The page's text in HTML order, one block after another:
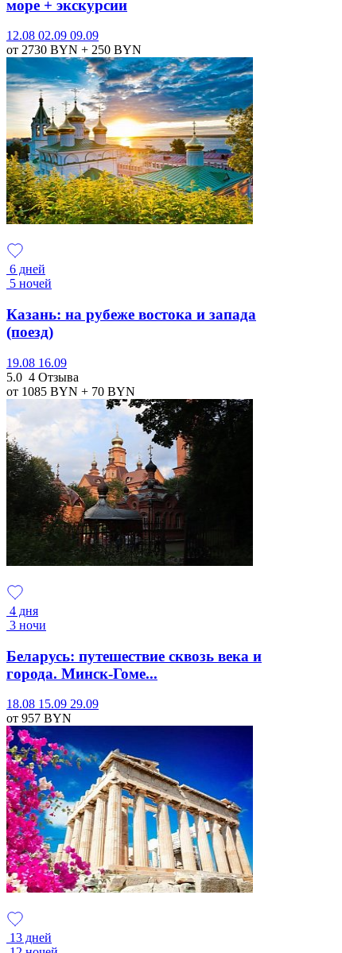
море + экскурсии
12.08 02.09 09.09
от 2730 BYN + 250 BYN
6 дней
5 ночей
Казань: на рубеже востока и запада
(поезд)
19.08 16.09
5.0 4 Отзыва
от 1085 BYN + 70 BYN
4 дня
3 ночи
Беларусь: путешествие сквозь века и
города. Минск-Гоме...
18.08 15.09 29.09
от 957 BYN
13 дней